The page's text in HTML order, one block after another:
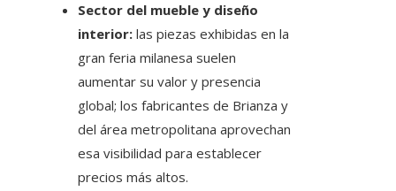
Sector del mueble y diseño
interior: las piezas exhibidas en la
gran feria milanesa suelen
aumentar su valor y presencia
global; los fabricantes de Brianza y
del área metropolitana aprovechan
esa visibilidad para establecer
precios más altos.